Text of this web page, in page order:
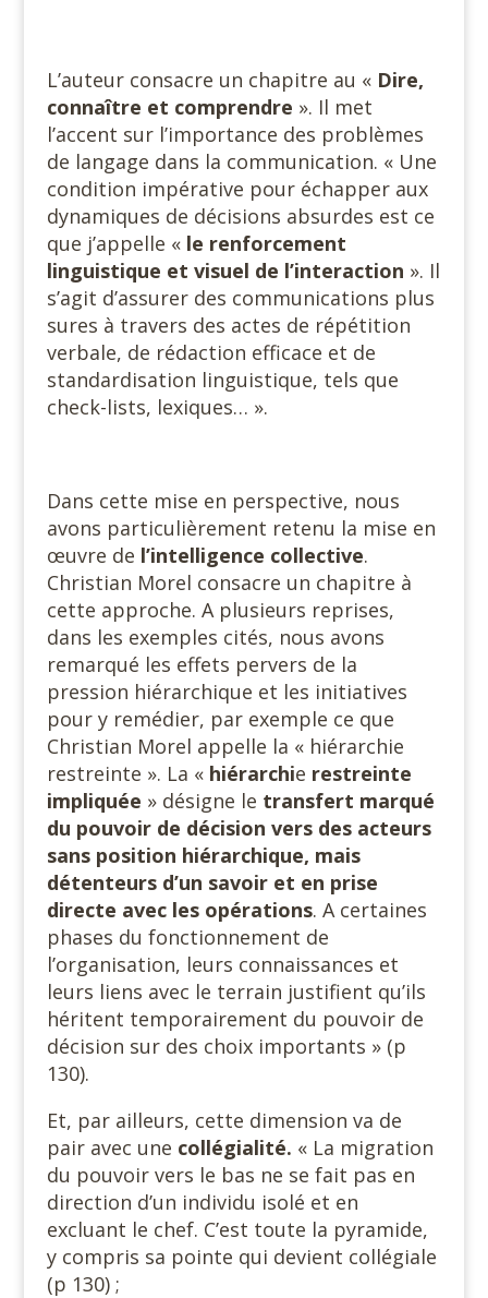
L’auteur consacre un chapitre au « Dire,
connaître et comprendre ». Il met
l’accent sur l’importance des problèmes
de langage dans la communication. « Une
condition impérative pour échapper aux
dynamiques de décisions absurdes est ce
que j’appelle « le renforcement
linguistique et visuel de l’interaction ». Il
s’agit d’assurer des communications plus
sures à travers des actes de répétition
verbale, de rédaction efficace et de
standardisation linguistique, tels que
check-lists, lexiques… ».
Dans cette mise en perspective, nous
avons particulièrement retenu la mise en
œuvre de l’intelligence collective.
Christian Morel consacre un chapitre à
cette approche. A plusieurs reprises,
dans les exemples cités, nous avons
remarqué les effets pervers de la
pression hiérarchique et les initiatives
pour y remédier, par exemple ce que
Christian Morel appelle la « hiérarchie
restreinte ». La « hiérarchie restreinte
impliquée » désigne le transfert marqué
du pouvoir de décision vers des acteurs
sans position hiérarchique, mais
détenteurs d’un savoir et en prise
directe avec les opérations. A certaines
phases du fonctionnement de
l’organisation, leurs connaissances et
leurs liens avec le terrain justifient qu’ils
héritent temporairement du pouvoir de
décision sur des choix importants » (p
130).
Et, par ailleurs, cette dimension va de
pair avec une collégialité. « La migration
du pouvoir vers le bas ne se fait pas en
direction d’un individu isolé et en
excluant le chef. C’est toute la pyramide,
y compris sa pointe qui devient collégiale
(p 130) ;